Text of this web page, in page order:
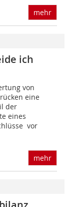
mehr
ich
von
eine
der
eines
 vor
mehr